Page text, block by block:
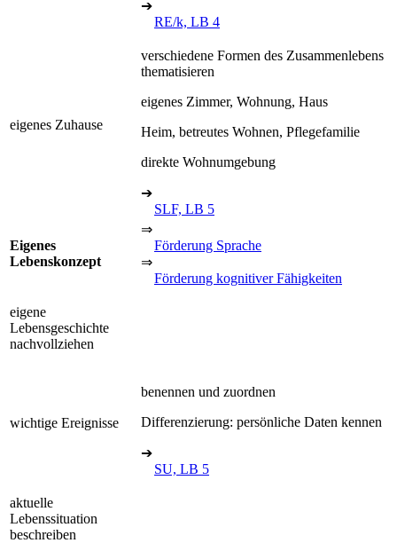
➔
RE/k, LB 4
eigenes Zuhause
verschiedene Formen des Zusammenlebens
thematisieren
eigenes Zimmer, Wohnung, Haus
Heim, betreutes Wohnen, Pflegefamilie
direkte Wohnumgebung
➔
SLF, LB 5
Eigenes
Lebenskonzept
⇒
Förderung Sprache
⇒
Förderung kognitiver Fähigkeiten
eigene
Lebensgeschichte
nachvollziehen
wichtige Ereignisse
benennen und zuordnen
Differenzierung: persönliche Daten kennen
➔
SU, LB 5
aktuelle
Lebenssituation
beschreiben